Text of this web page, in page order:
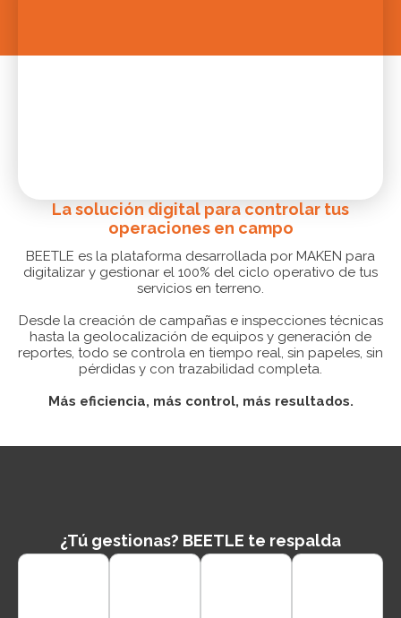
La solución digital para controlar tus
operaciones en campo
BEETLE es la plataforma desarrollada por MAKEN para
digitalizar y gestionar el 100% del ciclo operativo de tus
servicios en terreno.
Desde la creación de campañas e inspecciones técnicas
hasta la geolocalización de equipos y generación de
reportes, todo se controla en tiempo real, sin papeles, sin
pérdidas y con trazabilidad completa.
Más eficiencia, más control, más resultados.
¿Tú gestionas? BEETLE te respalda